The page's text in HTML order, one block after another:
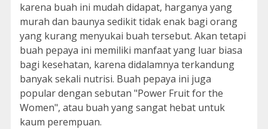
karena buah ini mudah didapat, harganya yang
murah dan baunya sedikit tidak enak bagi orang
yang kurang menyukai buah tersebut. Akan tetapi
buah pepaya ini memiliki manfaat yang luar biasa
bagi kesehatan, karena didalamnya terkandung
banyak sekali nutrisi. Buah pepaya ini juga
popular dengan sebutan "Power Fruit for the
Women", atau buah yang sangat hebat untuk
kaum perempuan.